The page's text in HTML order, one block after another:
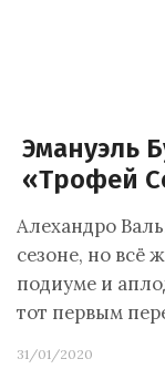
Эмануэль
«Трофей
Алехандро
сезоне, но всё
подиуме и
тот первым
31/01/2020